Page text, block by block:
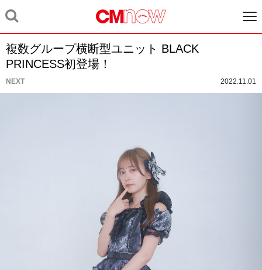
複数グループ横断型ユニット BLACK
PRINCESS初登場！
NEXT 2022.11.01